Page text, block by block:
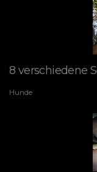
8 verschiedene
Hunde